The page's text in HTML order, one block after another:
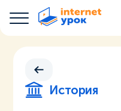
История